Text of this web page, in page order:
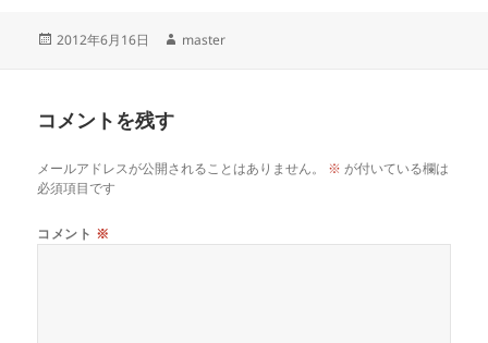
投
2012年6月16日
作
master
コメントを残す
メールアドレスが公開されることはありません。 ※ が付いている欄は
必須項目です
コメント ※